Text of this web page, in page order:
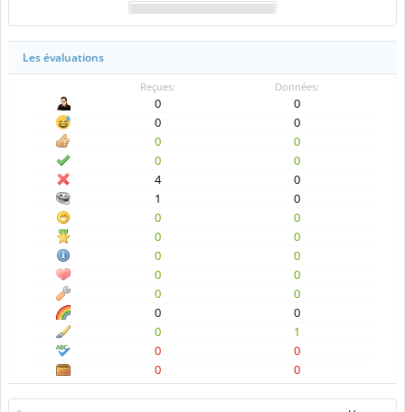
Les évaluations
Reçues: Données:
0
0
0
0
0
0
0
0
4
0
1
0
0
0
0
0
0
0
0
0
0
0
0
0
0
1
0
0
0
0